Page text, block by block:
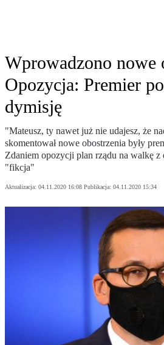
Wprowadzono nowe
Opozycja: Premier
dymisję
"Mateusz, ty nawet już nie udajesz, że
skomentował nowe obostrzenia były
Zdaniem opozycji plan rządu na walkę
"fikcja"
Aktualizacja: 04.11.2020 16:08 Publikacja: 04.11.2020 15:34